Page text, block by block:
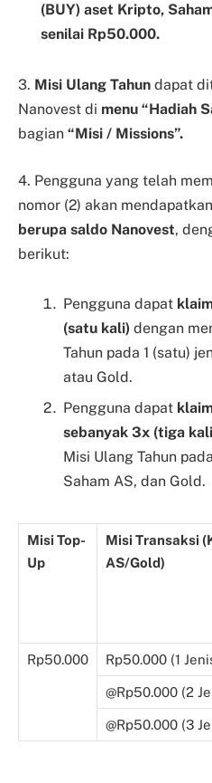
(BUY) aset Kripto,
senilai Rp50.000.
3. Misi Ulang Tahun dapat
Nanovest di menu “Hadiah
bagian “Misi / Missions”.
4. Pengguna yang telah
nomor (2) akan mendapatkan
berupa saldo Nanovest,
berikut:
Pengguna dapat
(satu kali) dengan
Tahun pada 1 (satu)
atau Gold.
Pengguna dapat
sebanyak 3x (tiga kali
Misi Ulang Tahun
Saham AS, dan Gold.
Misi Top-
Up
Misi Transaksi
AS/Gold)
Rp50.000 Rp50.000 (1
@Rp50.000 (2
@Rp50.000 (3